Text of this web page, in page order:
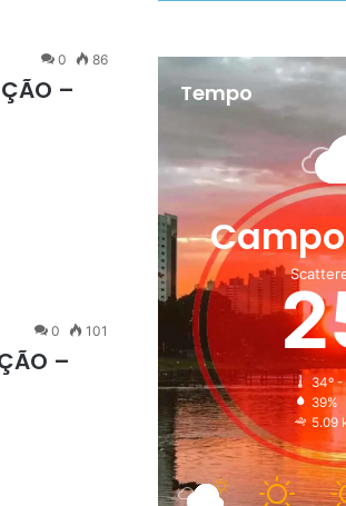
0 86
–
0 101
–
Tempo
34º -
39%
5.09